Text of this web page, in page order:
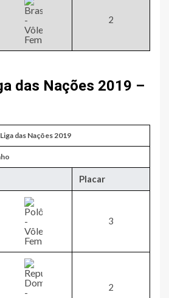
​2
das Nações 2019 –
das Nações 2019
Placar
​3
​2